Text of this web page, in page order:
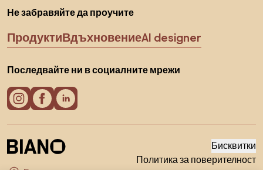
Не забравяйте да проучите
ПродуктиВдъхновениеAI designer
Последвайте ни в социалните мрежи
Бисквитки
Политика за поверителност